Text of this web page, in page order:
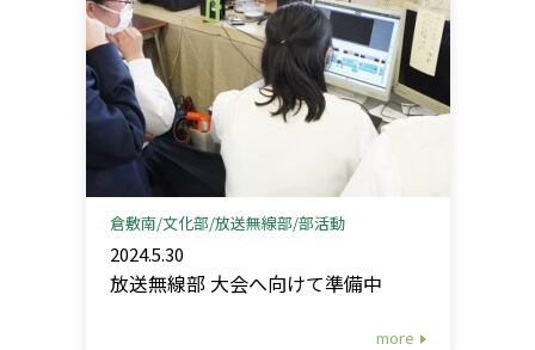
倉敷南 文化部 放送無線部 部活動
2024.5.30
放送無線部 大会へ向けて準備中
more